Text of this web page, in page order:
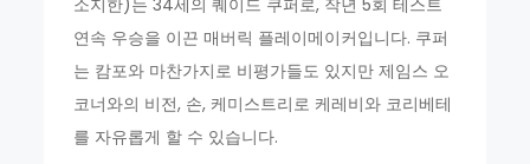
연속 우승을 이끈 매버릭 플레이메이커입니다. 쿠퍼
는 캄포와 마찬가지로 비평가들도 있지만 제임스 오
코너와의 비전, 손, 케미스트리로 케레비와 코리베테
를 자유롭게 할 수 있습니다.